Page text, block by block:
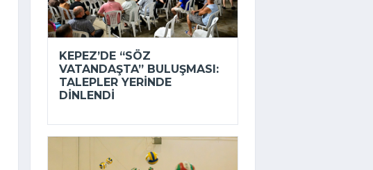
KEPEZ’DE “SÖZ
VATANDAŞTA” BULUŞMASI:
TALEPLER YERINDE
DINLENDI